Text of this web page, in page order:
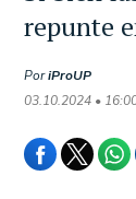
repunte
PoriProUP
03.10.2024 •